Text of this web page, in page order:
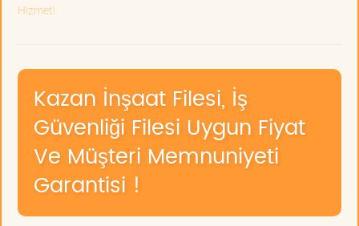
Hizmeti
Kazan İnşaat Filesi, İş
Güvenliği Filesi Uygun Fiyat
Ve Müşteri Memnuniyeti
Garantisi !